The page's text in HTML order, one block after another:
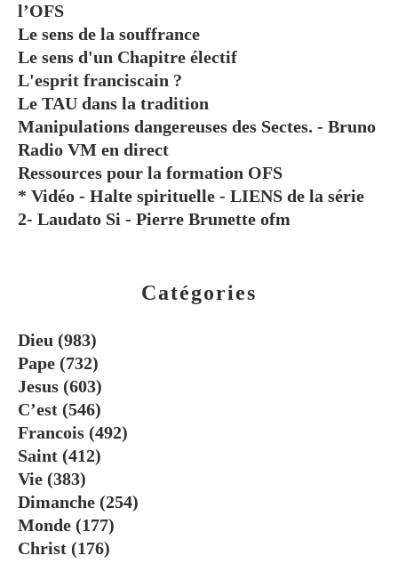
Catégories
Dieu (983)
Pape (732)
Jesus (603)
C’est (546)
Francois (492)
Saint (412)
Vie (383)
Dimanche (254)
Monde (177)
Christ (176)
l’OFS
Le sens de la souffrance
Le sens d'un Chapitre électif
L'esprit franciscain ?
Le TAU dans la tradition
Manipulations dangereuses des Sectes. - Bruno
Radio VM en direct
Ressources pour la formation OFS
* Vidéo - Halte spirituelle - LIENS de la série
2- Laudato Si - Pierre Brunette ofm